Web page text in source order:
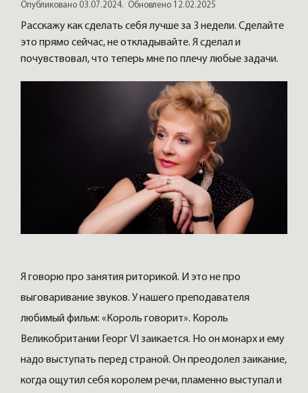
Опубликовано 03.07.2024. Обновлено 12.02.2025
Расскажу как сделать себя лучше за 3 недели. Сделайте
это прямо сейчас, не откладывайте. Я сделал и
почувствовал, что теперь мне по плечу любые задачи.
Я говорю про занятия риторикой. И это не про
выговаривание звуков. У нашего преподавателя
любимый фильм: «Король говорит». Король
Великобритании Георг VI заикается. Но он монарх и ему
надо выступать перед страной. Он преодолел заикание,
когда ощутил себя королем речи, пламенно выступал и